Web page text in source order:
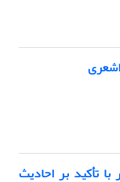
تأکید بر احادیث